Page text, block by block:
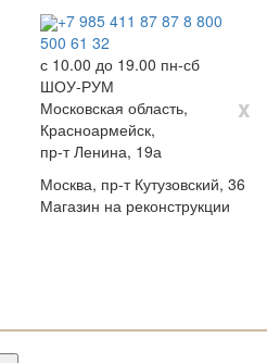
+7 985 411 87 87 8 800
500 61 32
с 10.00 до 19.00 пн-сб
ШОУ-РУМ
x
Московская область,
Красноармейск,
пр-т Ленина, 19а
Москва, пр-т Кутузовский, 36
Магазин на реконструкции